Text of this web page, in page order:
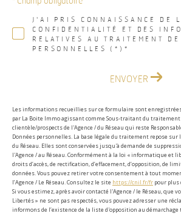
J'AI PRIS CONNAISSANCE DE
CONFIDENTIALITÉ ET DES
RELATIVES AU TRAITEMENT DE
PERSONNELLES (*)*
ENVOYER
Les informations recueillies sur ce formulaire sont
par La Boite Immo agissant comme Sous-traitant du traitement
clientèle/prospects de l'Agence / du Réseau qui reste
Données personnelles. La base légale du traitement repose
du Réseau. Elles sont conservées jusqu'à demande de
l'Agence / au Réseau. Conformément à la loi « informatique et
droits d’accès, de rectification, d’effacement, d’opposition, de
données. Vous pouvez retirer votre consentement à tout
l’Agence / Le Réseau. Consultez le site https://cnil.fr/fr pour plus
Si vous estimez, après avoir contacté l'Agence / le Réseau, que
Libertés » ne sont pas respectés, vous pouvez adresser une
informons de l’existence de la liste d'opposition au